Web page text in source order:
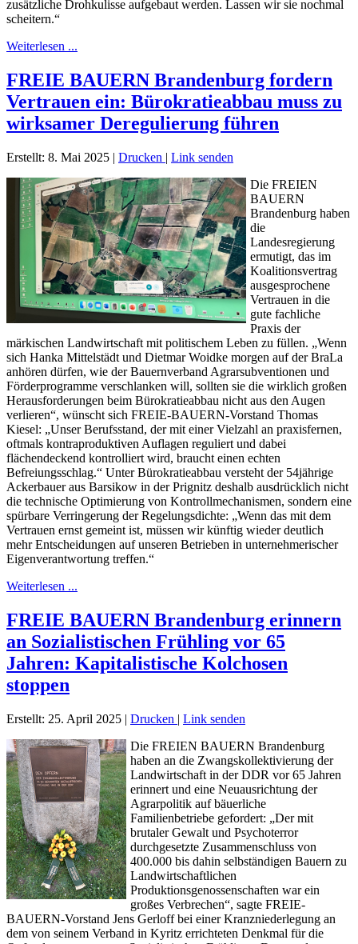
zusätzliche Drohkulisse aufgebaut werden. Lassen wir sie nochmal
scheitern.“
Weiterlesen ...
FREIE BAUERN Brandenburg fordern
Vertrauen ein: Bürokratieabbau muss zu
wirksamer Deregulierung führen
Erstellt: 8. Mai 2025 | Drucken | Link senden
Die FREIEN
BAUERN
Brandenburg haben
die
Landesregierung
ermutigt, das im
Koalitionsvertrag
ausgesprochene
Vertrauen in die
gute fachliche
Praxis der
märkischen Landwirtschaft mit politischem Leben zu füllen. „Wenn
sich Hanka Mittelstädt und Dietmar Woidke morgen auf der BraLa
anhören dürfen, wie der Bauernverband Agrarsubventionen und
Förderprogramme verschlanken will, sollten sie die wirklich großen
Herausforderungen beim Bürokratieabbau nicht aus den Augen
verlieren“, wünscht sich FREIE-BAUERN-Vorstand Thomas
Kiesel: „Unser Berufsstand, der mit einer Vielzahl an praxisfernen,
oftmals kontraproduktiven Auflagen reguliert und dabei
flächendeckend kontrolliert wird, braucht einen echten
Befreiungsschlag.“ Unter Bürokratieabbau versteht der 54jährige
Ackerbauer aus Barsikow in der Prignitz deshalb ausdrücklich nicht
die technische Optimierung von Kontrollmechanismen, sondern eine
spürbare Verringerung der Regelungsdichte: „Wenn das mit dem
Vertrauen ernst gemeint ist, müssen wir künftig wieder deutlich
mehr Entscheidungen auf unseren Betrieben in unternehmerischer
Eigenverantwortung treffen.“
Weiterlesen ...
FREIE BAUERN Brandenburg erinnern
an Sozialistischen Frühling vor 65
Jahren: Kapitalistische Kolchosen
stoppen
Erstellt: 25. April 2025 | Drucken | Link senden
Die FREIEN BAUERN Brandenburg
haben an die Zwangskollektivierung der
Landwirtschaft in der DDR vor 65 Jahren
erinnert und eine Neuausrichtung der
Agrarpolitik auf bäuerliche
Familienbetriebe gefordert: „Der mit
brutaler Gewalt und Psychoterror
durchgesetzte Zusammenschluss von
400.000 bis dahin selbständigen Bauern zu
Landwirtschaftlichen
Produktionsgenossenschaften war ein
großes Verbrechen“, sagte FREIE-
BAUERN-Vorstand Jens Gerloff bei einer Kranzniederlegung an
dem von seinem Verband in Kyritz errichteten Denkmal für die